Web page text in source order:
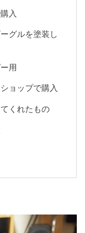
入
グルを塗装し
用
ョップで購入
くれたもの